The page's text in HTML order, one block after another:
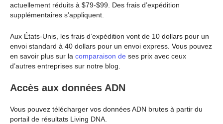
actuellement réduits à $79-$99. Des frais d’expédition
supplémentaires s’appliquent.
Aux États-Unis, les frais d’expédition vont de 10 dollars pour un
envoi standard à 40 dollars pour un envoi express. Vous pouvez
en savoir plus sur la comparaison de ses prix avec ceux
d’autres entreprises sur notre blog.
Accès aux données ADN
Vous pouvez télécharger vos données ADN brutes à partir du
portail de résultats Living DNA.